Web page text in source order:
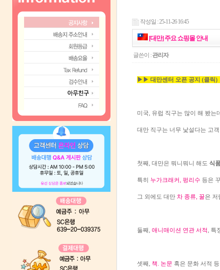
작성일 : 25-11-26 16:45
[대만] 주요 쇼핑몰 안내
글쓴이 : 관리자
▶▶ 대만센터 오픈 공지 (클
미국, 유럽 직구는 많이 해 봤는
대만 직구는 너무 낯설다는 고
첫째, 대만은 뭐니뭐니 해도 식
특히 누가크래커, 펑리수 등은
그 외에도 대만 차 종류, 꿀은 저
둘째, 애니매이션 연관 서적, 특
셋째, 책. 논문 혹은 문화 서적